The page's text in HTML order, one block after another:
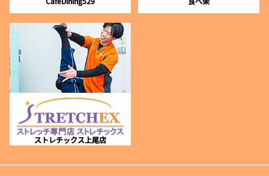
ストレチックス上尾店